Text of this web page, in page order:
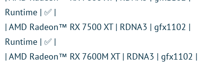
Runtime | ✅ |
| AMD Radeon™ RX 7500 XT | RDNA3 | gfx1102 |
Runtime | ✅ |
| AMD Radeon™ RX 7600M XT | RDNA3 | gfx1102 |